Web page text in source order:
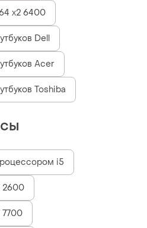
x2 6400
Dell
Acer
Toshiba
i5
2600